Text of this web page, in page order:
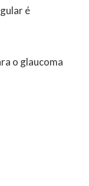
é
o glaucoma